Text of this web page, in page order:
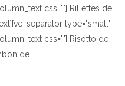
css=""] Rillettes de
type="small"
css=""] Risotto de
de...